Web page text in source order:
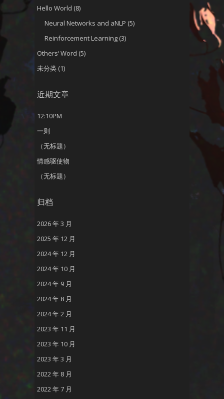
Hello World (8)
Neural Networks and aNLP (5)
Reinforcement Learning (3)
Others‘ Word (5)
未分类 (1)
近期文章
12:10PM
一则
（无标题）
情感驱使物
（无标题）
归档
2026 年 3 月
2025 年 12 月
2024 年 12 月
2024 年 10 月
2024 年 9 月
2024 年 8 月
2024 年 2 月
2023 年 11 月
2023 年 10 月
2023 年 3 月
2022 年 8 月
2022 年 7 月